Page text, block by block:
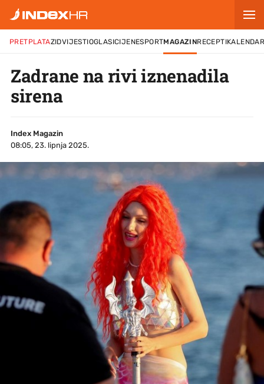
PRETPLATAZIDVIJESTIOGLASICIJENESPORTMAGAZINRECEPTI
Zadrane na rivi iznenadila
sirena
Index Magazin
08:05, 23. lipnja 2025.